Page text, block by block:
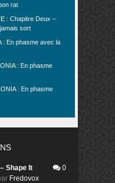
rat
: Chapitre Deux –
sort
: En phasme avec la
: En phasme
: En phasme
Shape It
Fredovox
0